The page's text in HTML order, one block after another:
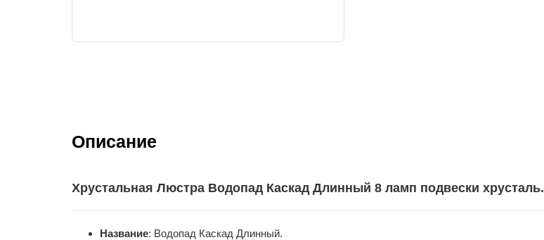
Описание
Хрустальная Люстра Водопад Каскад Длинный 8 ламп подвески хрусталь.
Название: Водопад Каскад Длинный.